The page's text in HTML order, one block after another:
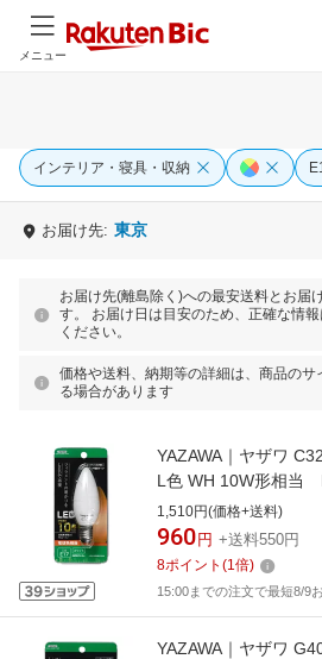
メニュー
インテリア・寝具・収納
お届け先: 東京
お届け先(離島除く)への最安送料とお届
す。 お届け日は目安のため、正確な情
ください。
価格や送料、納期等の詳細は、商品のサ
る場合があります
YAZAWA｜ヤザワ
L色 WH 10W形相当
シャンデリア電球形 /
1,510円(価格+送料)
960 円 +送料550円
8ポイント (1倍)
15:00までの注文で最短8/9
YAZAWA｜ヤザワ